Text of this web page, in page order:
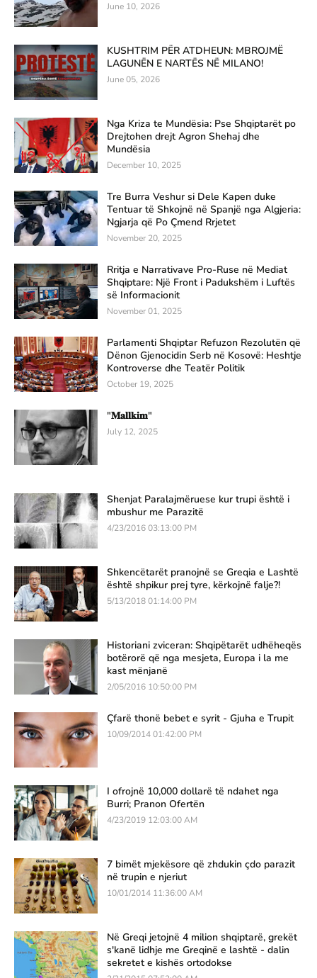
June 10, 2026
KUSHTRIM PËR ATDHEUN: MBROJMË
LAGUNËN E NARTËS NË MILANO!
June 05, 2026
Nga Kriza te Mundësia: Pse Shqiptarët po
Drejtohen drejt Agron Shehaj dhe
Mundësia
December 10, 2025
Tre Burra Veshur si Dele Kapen duke
Tentuar të Shkojnë në Spanjë nga Algjeria:
Ngjarja që Po Çmend Rrjetet
November 20, 2025
Rritja e Narrativave Pro-Ruse në Mediat
Shqiptare: Një Front i Padukshëm i Luftës
së Informacionit
November 01, 2025
Parlamenti Shqiptar Refuzon Rezolutën që
Dënon Gjenocidin Serb në Kosovë: Heshtje
Kontroverse dhe Teatër Politik
October 19, 2025
"𝐌𝐚𝐥𝐥𝐤𝐢𝐦"
July 12, 2025
Shenjat Paralajmëruese kur trupi është i
mbushur me Parazitë
4/23/2016 03:13:00 PM
Shkencëtarët pranojnë se Greqia e Lashtë
është shpikur prej tyre, kërkojnë falje?!
5/13/2018 01:14:00 PM
Historiani zviceran: Shqipëtarët udhëheqës
botërorë që nga mesjeta, Europa i la me
kast mënjanë
2/05/2016 10:50:00 PM
Çfarë thonë bebet e syrit - Gjuha e Trupit
10/09/2014 01:42:00 PM
I ofrojnë 10,000 dollarë të ndahet nga
Burri; Pranon Ofertën
4/23/2019 12:03:00 AM
7 bimët mjekësore që zhdukin çdo parazit
në trupin e njeriut
10/01/2014 11:36:00 AM
Në Greqi jetojnë 4 milion shqiptarë, grekët
s'kanë lidhje me Greqinë e lashtë - dalin
sekretet e kishës ortodokse